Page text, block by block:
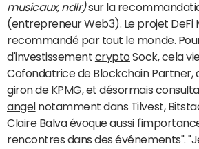
musicaux, ndlr)sur la
(entrepreneur Web3). Le projet DeFi
recommandé par tout le monde.
d'investissement crypto Sock, cela
Cofondatrice de Blockchain Partner,
giron de KPMG, et désormais
angel notamment dans Tilvest,
Claire Balva évoque aussi
rencontres dans des événements".